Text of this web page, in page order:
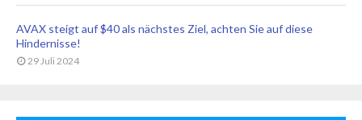
AVAX steigt auf $40 als nächstes Ziel, achten Sie auf diese
Hindernisse!
29 Juli 2024